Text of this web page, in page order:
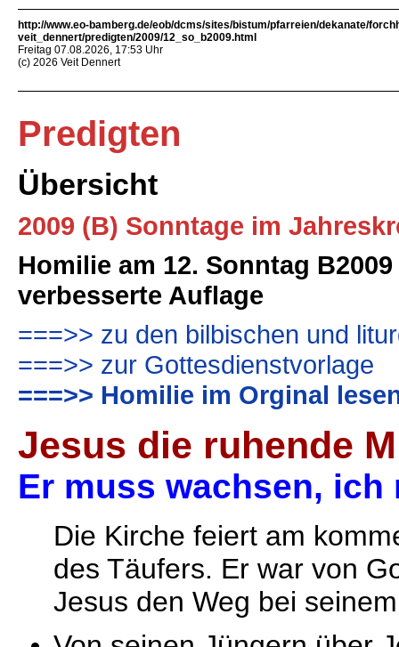
http://www.eo-bamberg.de/eob/dcms/sites/bistum/pfarreien/dekanate/
veit_dennert/predigten/2009/12_so_b2009.html
Freitag 07.08.2026, 17:53 Uhr
(c) 2026 Veit Dennert
Predigten
Übersicht
2009 (B) Sonntage im
Homilie am 12. Sonntag
verbesserte Auflage
===>> zu den bilbischen und
===>> zur Gottesdienstvorlage
===>> Homilie im Orginal
Jesus die ruhende
Er muss wachsen, ich
Die Kirche feiert am
des Täufers. Er war von
Jesus den Weg bei